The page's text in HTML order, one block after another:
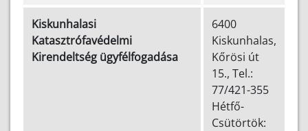
Kiskunhalasi
Katasztrófavédelmi
Kirendeltség ügyfélfogadása
6400
Kiskunhalas,
Kőrösi út
15., Tel.:
77/421-355
Hétfő-
Csütörtök: